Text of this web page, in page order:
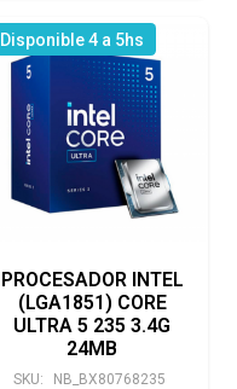
Disponible 4 a 5hs
PROCESADOR INTEL
(LGA1851) CORE
ULTRA 5 235 3.4G
24MB
SKU: NB_BX80768235